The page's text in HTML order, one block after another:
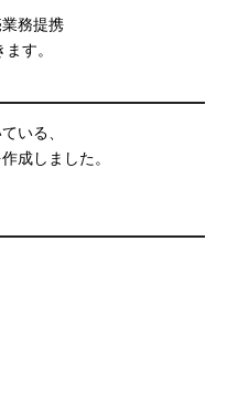
務提携
す。
いる、
成しました。